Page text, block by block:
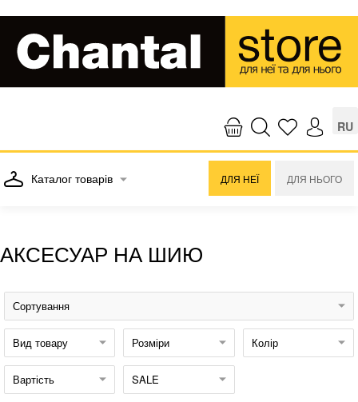
RU
Каталог товарів ДЛЯ НЕЇ ДЛЯ НЬОГО
АКСЕСУАР НА ШИЮ
Сортування
Вид товару Розміри Колір
Вартість SALE